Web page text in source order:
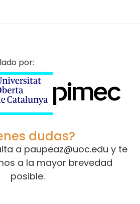
por:
dudas?
a paupeaz@uoc.edu y te
a la mayor brevedad
posible.